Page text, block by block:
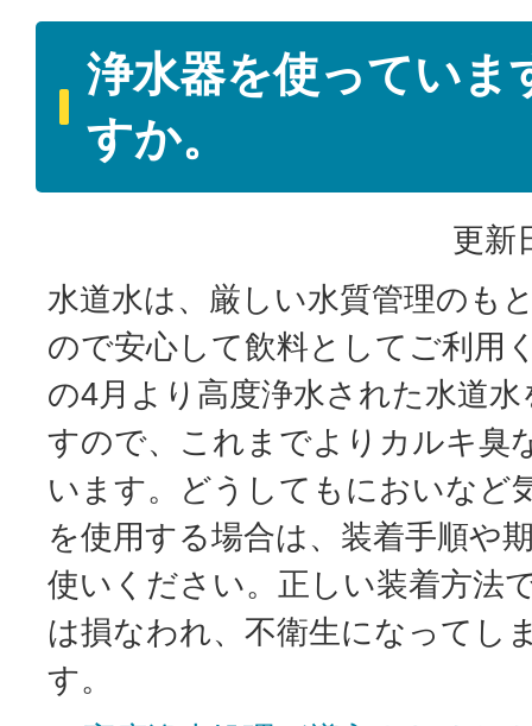
浄水器を使っていま
すか。
更新
水道水は、厳しい水質管理のも
ので安心して飲料としてご利用
の4月より高度浄水された水道
すので、これまでよりカルキ臭
います。どうしてもにおいなど
を使用する場合は、装着手順や
使いください。正しい装着方法
は損なわれ、不衛生になってし
す。